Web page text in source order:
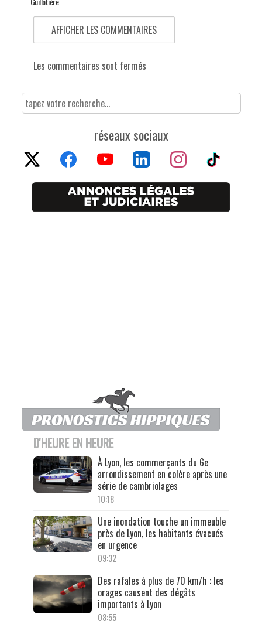
AFFICHER LES COMMENTAIRES
Les commentaires sont fermés
réseaux sociaux
D'HEURE EN HEURE
À Lyon, les commerçants du 6e
arrondissement en colère après une
série de cambriolages
10:18
Une inondation touche un immeuble
près de Lyon, les habitants évacués
en urgence
09:32
Des rafales à plus de 70 km/h : les
orages causent des dégâts
importants à Lyon
08:55